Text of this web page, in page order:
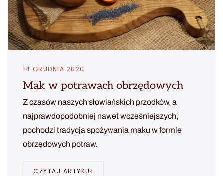
14 GRUDNIA 2020
Mak w potrawach obrzędowych
Z czasów naszych słowiańskich przodków, a
najprawdopodobniej nawet wcześniejszych,
pochodzi tradycja spożywania maku w formie
obrzędowych potraw.
CZYTAJ ARTYKUŁ